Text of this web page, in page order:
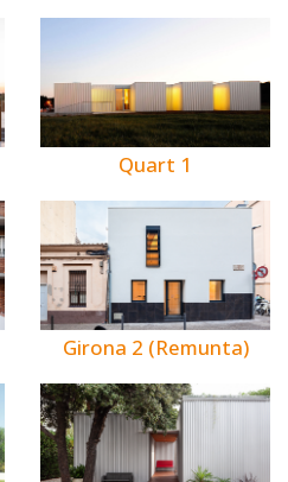
Quart 1
Girona 2 (Remunta)